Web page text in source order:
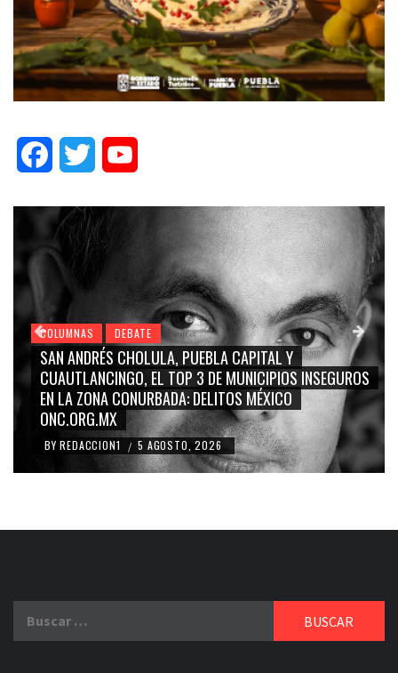
FacebookTwitter
CAPITAL Y
MUNICIPIOS INSEGUROS
MÉXICO
COLUMNAS DEBATE
GRACE PALOMARES, NAY
CARMEN SALINAS “LA
BLANCO, SILVIA PINAL: LA
RIDICULIZACIÓN DE LA
BY REDACCION1 / 4 AGOSTO, 2026